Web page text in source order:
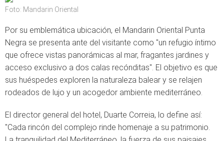
Foto: Mandarin Oriental
Por su emblemática ubicación, el Mandarin Oriental Punta
Negra se presenta ante del visitante como "un refugio íntimo
que ofrece vistas panorámicas al mar, fragantes jardines y
acceso exclusivo a dos calas recónditas". El objetivo es que
sus huéspedes exploren la naturaleza balear y se relajen
rodeados de lujo y un acogedor ambiente mediterráneo.
El director general del hotel, Duarte Correia, lo define así:
"Cada rincón del complejo rinde homenaje a su patrimonio.